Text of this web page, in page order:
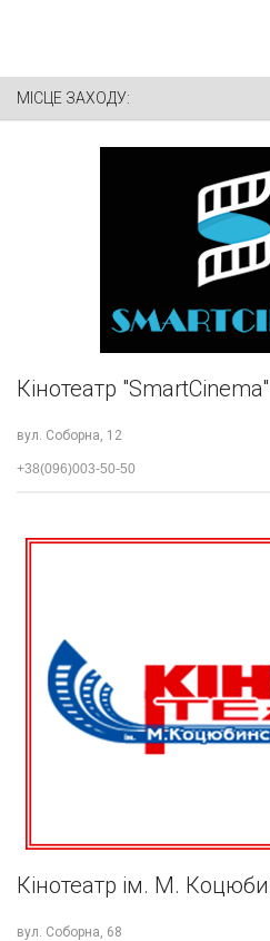
МІСЦЕ ЗАХОДУ:
Кінотеатр "SmartCinema"
вул. Соборна, 12
+38(096)003-50-50
Кінотеатр ім. М.
вул. Соборна, 68